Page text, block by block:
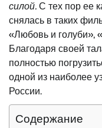
силой. С тех пор ее
снялась в таких
«Любовь и голуби»,
Благодаря своей
полностью
одной из наиболее
России.
Содержание